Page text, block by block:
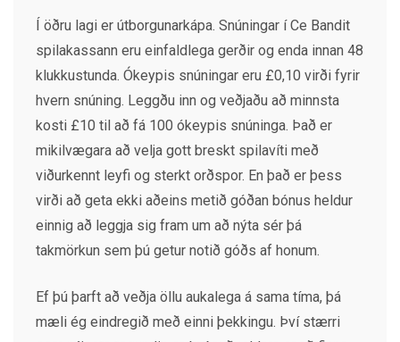
Í öðru lagi er útborgunarkápa. Snúningar í Ce Bandit
spilakassann eru einfaldlega gerðir og enda innan 48
klukkustunda. Ókeypis snúningar eru £0,10 virði fyrir
hvern snúning. Leggðu inn og veðjaðu að minnsta
kosti £10 til að fá 100 ókeypis snúninga. Það er
mikilvægara að velja gott breskt spilavíti með
viðurkennt leyfi og sterkt orðspor. En það er þess
virði að geta ekki aðeins metið góðan bónus heldur
einnig að leggja sig fram um að nýta sér þá
takmörkun sem þú getur notið góðs af honum.
Ef þú þarft að veðja öllu aukalega á sama tíma, þá
mæli ég eindregið með einni þekkingu. Því stærri